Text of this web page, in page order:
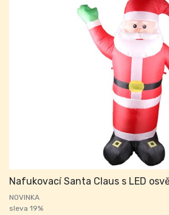
Nafukovací Santa Claus s LED
NOVINKA
sleva 19%